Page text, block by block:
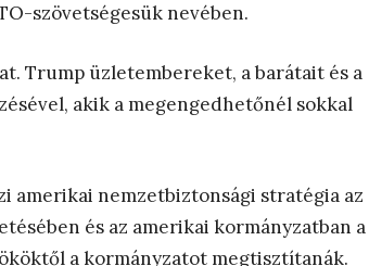
szövetségesük nevében.
Trump üzletembereket, a barátait és a
akik a megengedhetőnél sokkal
amerikai nemzetbiztonsági stratégia az
és az amerikai kormányzatban a
a kormányzatot megtisztítanák.